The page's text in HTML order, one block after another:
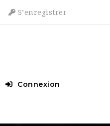
S’enregistrer
Connexion